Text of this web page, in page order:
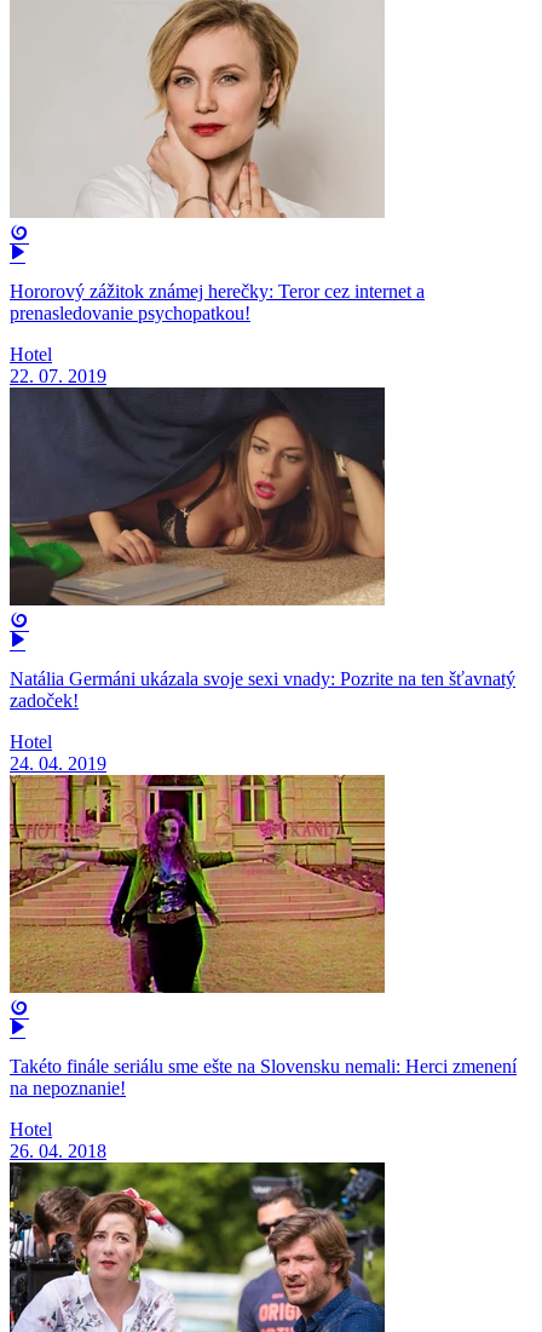
Hororový zážitok známej herečky: Teror cez internet a
prenasledovanie psychopatkou!
Hotel
22. 07. 2019
Natália Germáni ukázala svoje sexi vnady: Pozrite na ten šťavnatý
zadoček!
Hotel
24. 04. 2019
Takéto finále seriálu sme ešte na Slovensku nemali: Herci zmenení
na nepoznanie!
Hotel
26. 04. 2018